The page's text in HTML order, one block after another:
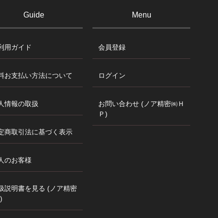
Guide
用ガイド
お支払い方法について
情報の取扱
商取引法に基づく表示
のお客様
説明書を見る (ノア精密
Menu
会員登録
ログイン
お問い合わせ (ノア精密㈱Ｈ
Ｐ)